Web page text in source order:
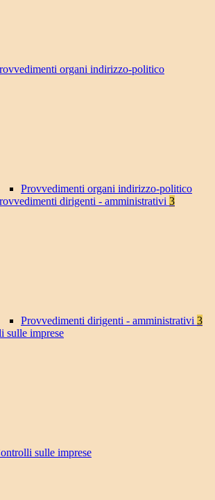
organi indirizzo-politico
Provvedimenti organi indirizzo-politico
dirigenti - amministrativi 3
Provvedimenti dirigenti - amministrativi 3
sulle imprese
sulle imprese